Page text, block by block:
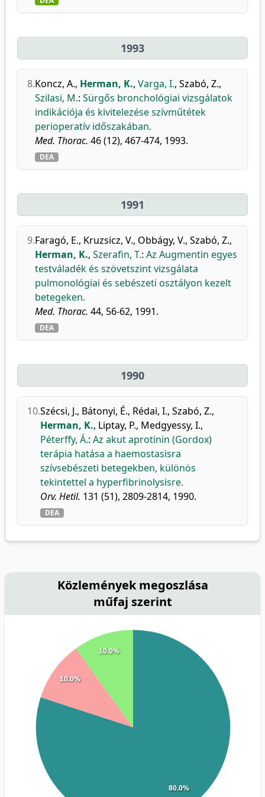
1993
8.Koncz, A., Herman, K., Varga, I., Szabó, Z.,
Szilasi, M.: Sürgős bronchológiai vizsgálatok
indikációja és kivitelezése szívműtétek
perioperatív időszakában.
Med. Thorac. 46 (12), 467-474, 1993.
DEA
1991
9.Faragó, E., Kruzsicz, V., Obbágy, V., Szabó, Z.,
Herman, K., Szerafin, T.: Az Augmentin egyes
testváladék és szövetszint vizsgálata
pulmonológiai és sebészeti osztályon kezelt
betegeken.
Med. Thorac. 44, 56-62, 1991.
DEA
1990
10.Szécsi, J., Bátonyi, É., Rédai, I., Szabó, Z.,
Herman, K., Liptay, P., Medgyessy, I.,
Péterffy, Á.: Az akut aprotinin (Gordox)
terápia hatása a haemostasisra
szívsebészeti betegekben, különös
tekintettel a hyperfibrinolysisre.
Orv. Hetil. 131 (51), 2809-2814, 1990.
DEA
Közlemények megoszlása
műfaj szerint
80.0%
10.0%
10.0%